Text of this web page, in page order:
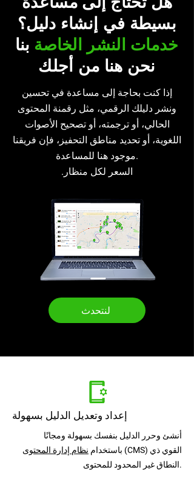
بسيطة في إنشاء دليل؟
خدمات النشر الخاصة بنا
نحن هنا من أجلك
إذا كنت بحاجة إلى مساعدة في تحسين
ونشر دليلك الرقمي، مثل رقمنة المحتوى
الحالي، أو ترجمته، أو تصحيح الأصوات
اللغوية، أو تحديد مناطق التحفيز، فإن فريقنا
موجود هنا للمساعدة.
.السعر لكل منظار
لنتحدث
إعداد وتعديل الدليل بسهولة
أنشئ وحرر الدليل بنفسك بسهولة ومجانًا
باستخدام نظام إدارة المحتوى
(CMS) القوي ذي
النطاق غير المحدود للمحتوى.